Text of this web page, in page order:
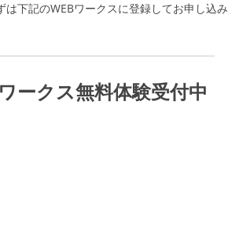
下記のWEBワークスに登録してお申し込み
ークス無料体験受付中